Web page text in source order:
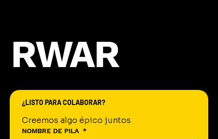
RWAR
¿LISTO PARA COLABORAR?
Creemos algo épico juntos
NOMBRE DE PILA *